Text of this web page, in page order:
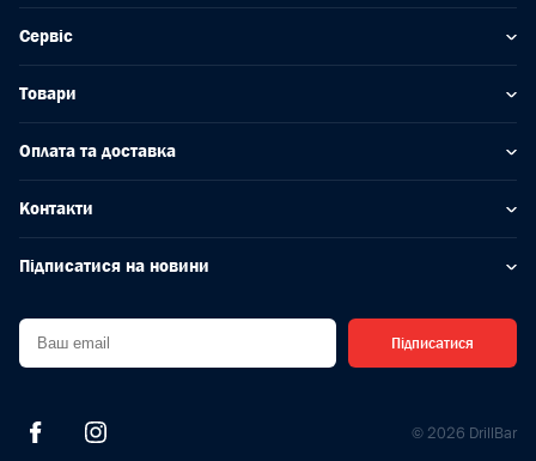
Сервіс
Товари
Оплата та доставка
Контакти
Підписатися на новини
Підписатися
© 2026 DrillBar